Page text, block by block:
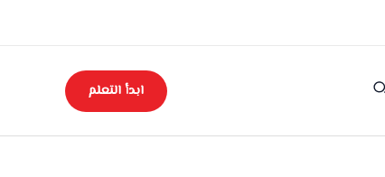
ابدأ التعلم